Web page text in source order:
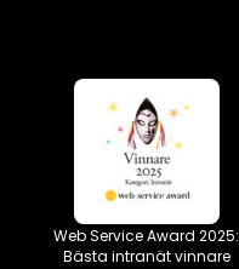
Web Service Award 2025:
Bästa intranät vinnare